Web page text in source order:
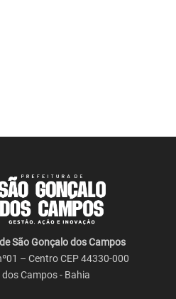
São Gonçalo dos Campos
– Centro CEP 44330-000
Campos - Bahia